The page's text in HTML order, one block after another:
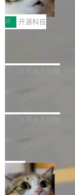
管理 HTTP 端点进
<span><strong>警
的 admin ...
把它做成了 Web 玩
c 上，并在 GitHub
幕画圈，或者直接甩
（圈/秒），声音来
采样，无缝循环。音
成兜底——锯齿波振
价值化的真实路径
完成一例腹部CT影
20个小时。他必须在
笔勾画边界，一层一
用东软飞标医学影像
至4小时，效率提升
的不只是速度，而是
正，才能成为机器能
张CT影像上完成像素
开 开源科技
Apache Dubbo-go
这个版本面向生产环
们彻底收敛了旧配置
白开水不加糖
理工具。它可以查看
新功能 macOS：在
通过 AirDop 共享书
支持可向服务器后端
白开水不加糖
ube 视频，标题是
故事"。视频核心观点
了，仍然像一个永久
局
DBeaver 26.1.4 发布